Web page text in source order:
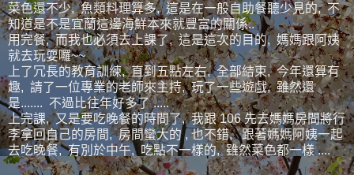
菜色還不少, 魚類料理算多, 這是在一般自助餐聽少見的, 不
知道是不是宜蘭這邊海鮮本來就豐富的關係..
用完餐, 而我也必須去上課了, 這是這次的目的, 媽媽跟阿姨
就去玩耍囉~~
上了冗長的教育訓練, 直到五點左右, 全部結束, 今年還算有
趣, 請了一位專業的老師來主持, 玩了一些遊戲, 雖然還
是....... 不過比往年好多了 .....
上完課, 又是要吃晚餐的時間了, 我跟 106 先去媽媽房間將行
李拿回自己的房間, 房間蠻大的 , 也不錯, 跟著媽媽阿姨一起
去吃晚餐, 有別於中午, 吃點不一樣的, 雖然菜色都一樣 ....